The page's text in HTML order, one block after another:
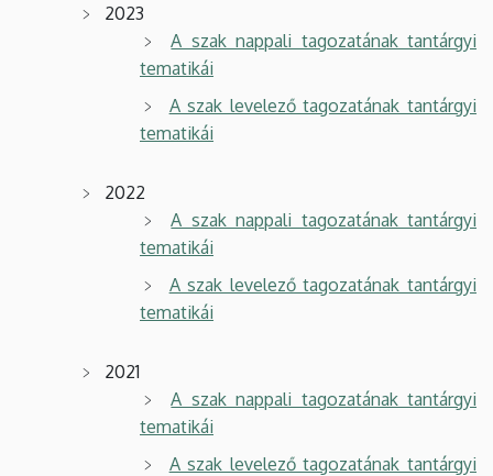
2023
A szak nappali tagozatának tantárgyi
tematikái
A szak levelező tagozatának tantárgyi
tematikái
2022
A szak nappali tagozatának tantárgyi
tematikái
A szak levelező tagozatának tantárgyi
tematikái
2021
A szak nappali tagozatának tantárgyi
tematikái
A szak levelező tagozatának tantárgyi